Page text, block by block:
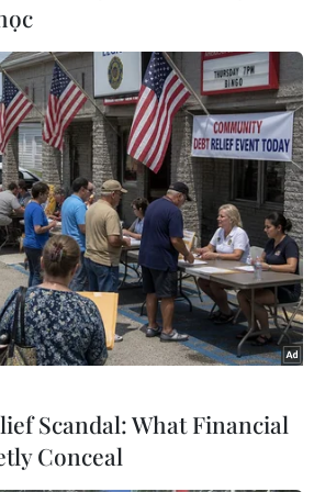
gợi tình yêubiển, đảo đối
biệt là thế hệ trẻ, từ đó góp
gìn biển, đảo thiêng liêng
Văn Trí (TTXVN/Vietnam+)
Scandal: What Financial
Conceal